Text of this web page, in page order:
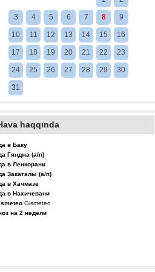
3 4 5 6 7 8 9
10 11 12 13 14 15 16
17 18 19 20 21 22 23
24 25 26 27 28 29 30
31
haqqında
в Баку
Гянджа (а/п)
в Ленкорани
Закаталы (а/п)
в Хачмазе
в Нахичевани
Gismeteo
на 2 недели